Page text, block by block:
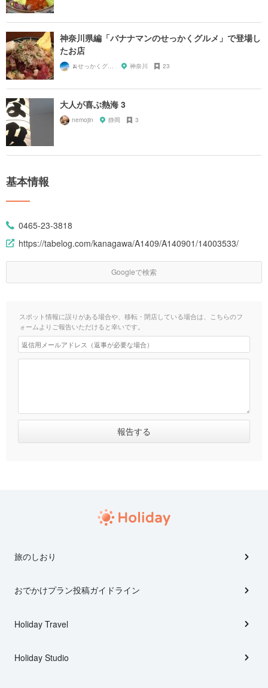
神奈川県編「バナナマンのせっかくグルメ」で登場し
たお店
神奈川 23
大人が喜ぶ熱海 3
nemojin 静岡 3
基本情報
0465-23-3818
https://tabelog.com/kanagawa/A1409/A140901/14003533/
Googleで検索
スポット情報に誤りがある場合や、移転・閉店している場合は、こちらのフ
ォームよりご報告いただけると幸いです。
旅のしおり
おでかけプラン投稿ガイドライン
Holiday Travel
Holiday Studio